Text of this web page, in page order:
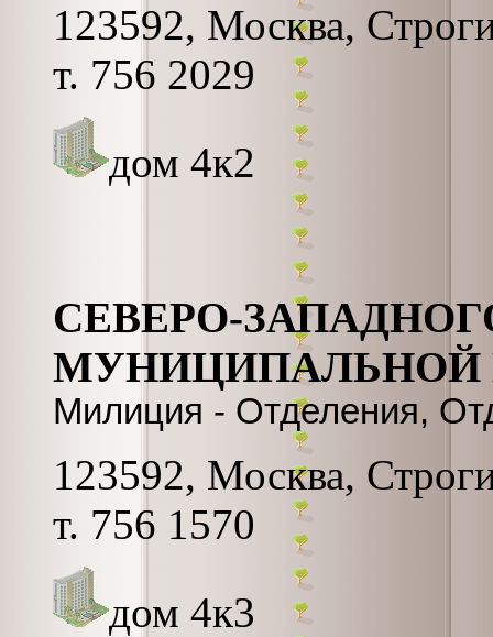
123592, Москва,
т. 756 2029
дом 4к2
СЕВЕРО-
Милиция - Отделения,
123592, Москва,
т. 756 1570
дом 4к3